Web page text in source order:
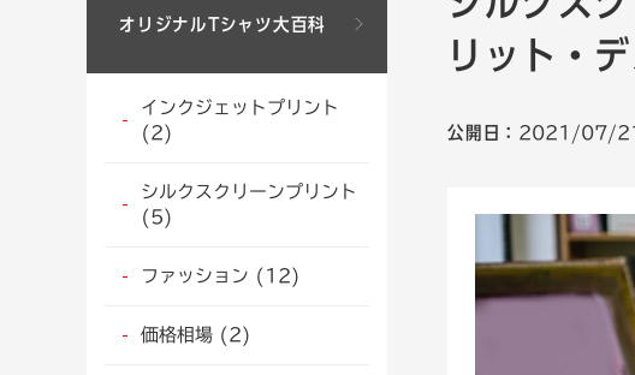
リット・
公開日： 2021/07/
オリジナルTシャツ大百科
インクジェットプリント
(2)
シルクスクリーンプリント
(5)
ファッション (12)
価格相場 (2)